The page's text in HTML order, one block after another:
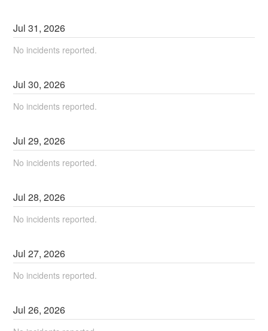
Jul31,2026
No incidents reported.
Jul30,2026
No incidents reported.
Jul29,2026
No incidents reported.
Jul28,2026
No incidents reported.
Jul27,2026
No incidents reported.
Jul26,2026